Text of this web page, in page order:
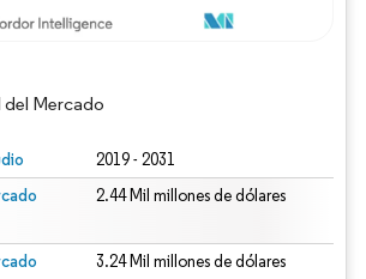
del Mercado
2019 - 2031
2.44 Mil millones de dólares
3.24 Mil millones de dólares